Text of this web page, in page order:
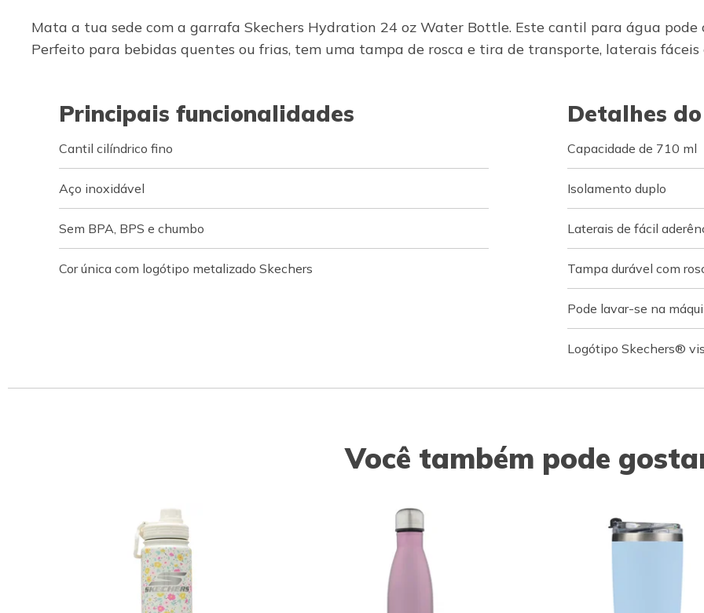
Mata a tua sede com a garrafa Skechers Hydration 24 oz Water Bottle. Este cantil para água
Perfeito para bebidas quentes ou frias, tem uma tampa de rosca e tira de transporte, laterais fáceis
Principais funcionalidades
Cantil cilíndrico fino
Aço inoxidável
Sem BPA, BPS e chumbo
Cor única com logótipo metalizado Skechers
Detalhes
Capacidade de 710 ml
Isolamento duplo
Laterais de fácil
Tampa durável com
Pode lavar-se na
Logótipo Skechers®
Você também pode